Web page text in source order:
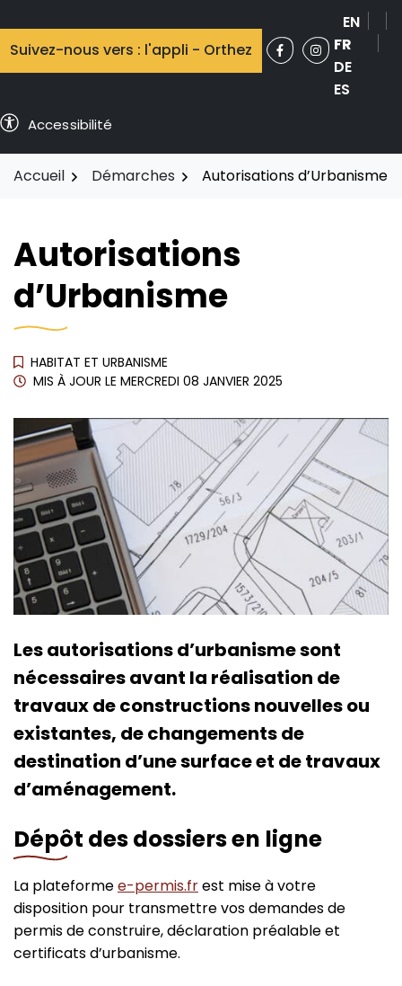
au
contenu
EN
FR
DE
ES
Facebook
(ouverture dans
Instagram
(ouverture
Suivez-nous vers : l'appli - Orthez
Accessibilité
Accueil Démarches Autorisations d’Urbanisme
Autorisations
d’Urbanisme
HABITAT ET URBANISME
MIS À JOUR LE MERCREDI 08 JANVIER 2025
Les autorisations d’urbanisme sont
nécessaires avant la réalisation de
travaux de constructions nouvelles ou
existantes, de changements de
destination d’une surface et de travaux
d’aménagement.
Dépôt des dossiers en ligne
La plateformee-permis.frest mise à votre
disposition pour transmettre vos demandes de
permis de construire, déclaration préalable et
certificats d’urbanisme.